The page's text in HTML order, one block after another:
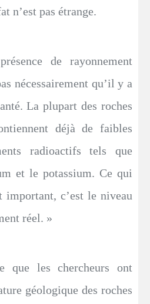
n’est pas étrange.
de rayonnement
nécessairement qu’il y a
La plupart des roches
déjà de faibles
radioactifs tels que
et le potassium. Ce qui
important, c’est le niveau
réel. »
les chercheurs ont
géologique des roches